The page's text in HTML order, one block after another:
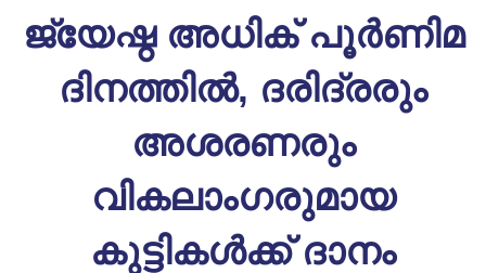
ജ്യേഷ്ഠ അധിക് പൂർണിമ
ദിനത്തിൽ, ദരിദ്രരും
അശരണരും
വികലാംഗരുമായ
കുട്ടികൾക്ക് ദാനം